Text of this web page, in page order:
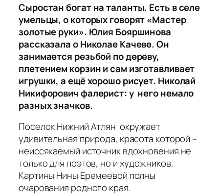
Сыростан богат на таланты. Есть в селе
умельцы, о которых говорят «Мастер
золотые руки». Юлия Бояршинова
рассказала о Николае Качеве. Он
занимается резьбой по дереву,
плетением корзин и сам изготавливает
игрушки, а ещё хорошо рисует. Николай
Никифорович фалерист: у него немало
разных значков.
Поселок Нижний Атлян окружает
удивительная природа, красота которой –
неиссякаемый источник вдохновения не
только для поэтов, но и художников.
Картины Нины Еремеевой полны
очарования родного края.